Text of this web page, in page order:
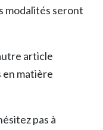
modalités seront
article
en matière
pas à